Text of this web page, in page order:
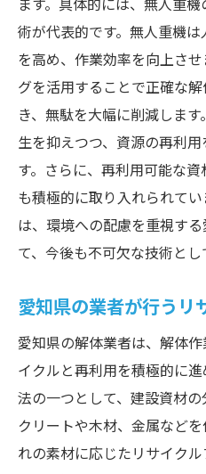
ます。具体的には、無人重
術が代表的です。無人重機
を高め、作業効率を向上さ
グを活用することで正確な
き、無駄を大幅に削減しま
生を抑えつつ、資源の再利
す。さらに、再利用可能な
も積極的に取り入れられて
は、環境への配慮を重視す
て、今後も不可欠な技術とし
愛知県の業者が行うリ
愛知県の解体業者は、解体
イクルと再利用を積極的に
法の一つとして、建設資材
クリートや木材、金属など
れの素材に応じたリサイク